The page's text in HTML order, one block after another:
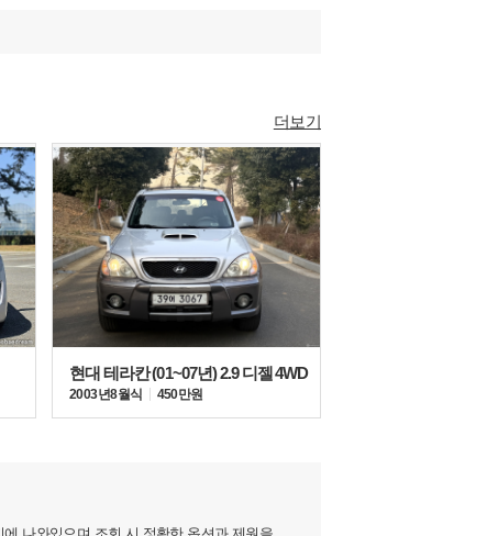
더보기
현대 테라칸 (01~07년) 2.9 디젤 4WD
2003년 8월식 450만원